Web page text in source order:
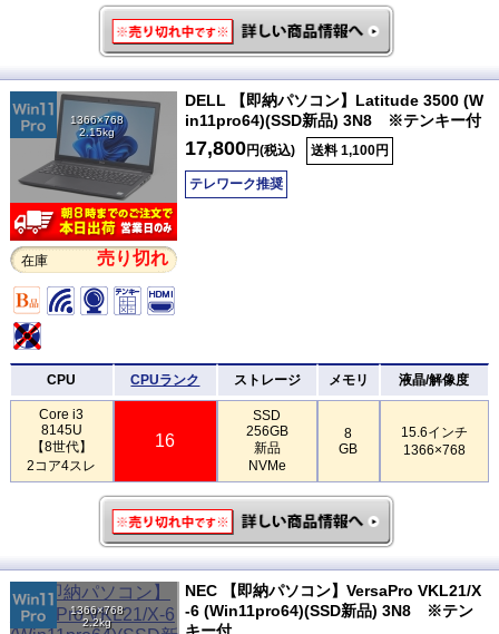
1366×768
2.15kg
在庫 売り切れ
DELL 【即納パソコン】Latitude 3500 (W
in11pro64)(SSD新品) 3N8 ※テンキー付
17,800円(税込) 送料 1,100円
テレワーク推奨
CPU CPUランク ストレージ メモリ 液晶/解像度
Core i3
8145U
【8世代】
2コア4スレ
16
SSD
256GB
新品
NVMe
8
GB
15.6インチ
1366×768
1366×768
2.2kg
NEC 【即納パソコン】VersaPro VKL21/X
-6 (Win11pro64)(SSD新品) 3N8 ※テン
キー付